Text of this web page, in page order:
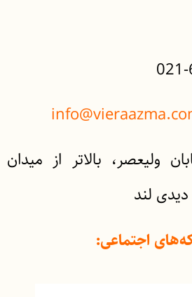
ولیعصر، بالاتر از میدان
اجتماعی: